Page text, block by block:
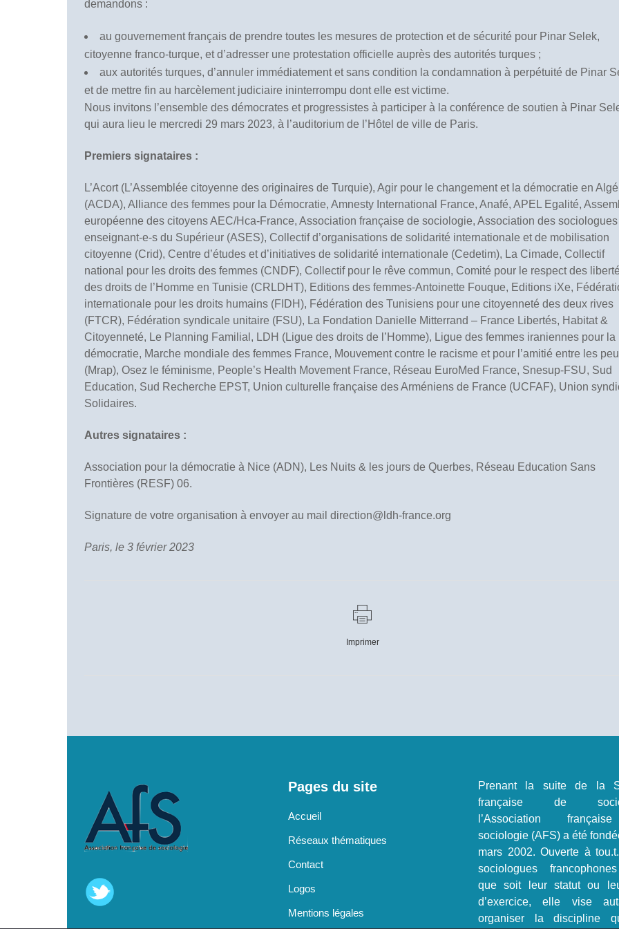
demandons :
au gouvernement français de prendre toutes les mesures de protection et de sécurité pour Pinar Selek,
citoyenne franco-turque, et d’adresser une protestation officielle auprès des autorités turques ;
aux autorités turques, d’annuler immédiatement et sans condition la condamnation à perpétuité de Pinar
et de mettre fin au harcèlement judiciaire ininterrompu dont elle est victime.
Nous invitons l’ensemble des démocrates et progressistes à participer à la conférence de soutien à Pinar
qui aura lieu le mercredi 29 mars 2023, à l’auditorium de l’Hôtel de ville de Paris.
Premiers signataires :
L’Acort (L’Assemblée citoyenne des originaires de Turquie), Agir pour le changement et la démocratie en
(ACDA), Alliance des femmes pour la Démocratie, Amnesty International France, Anafé, APEL Egalité,
européenne des citoyens AEC/Hca-France, Association française de sociologie, Association des sociologues
enseignant-e-s du Supérieur (ASES), Collectif d’organisations de solidarité internationale et de mobilisation
citoyenne (Crid), Centre d’études et d’initiatives de solidarité internationale (Cedetim), La Cimade, Collectif
national pour les droits des femmes (CNDF), Collectif pour le rêve commun, Comité pour le respect des
des droits de l’Homme en Tunisie (CRLDHT), Editions des femmes-Antoinette Fouque, Editions iXe,
internationale pour les droits humains (FIDH), Fédération des Tunisiens pour une citoyenneté des deux rives
(FTCR), Fédération syndicale unitaire (FSU), La Fondation Danielle Mitterrand – France Libertés, Habitat &
Citoyenneté, Le Planning Familial, LDH (Ligue des droits de l’Homme), Ligue des femmes iraniennes pour la
démocratie, Marche mondiale des femmes France, Mouvement contre le racisme et pour l’amitié entre les
(Mrap), Osez le féminisme, People’s Health Movement France, Réseau EuroMed France, Snesup-FSU, Sud
Education, Sud Recherche EPST, Union culturelle française des Arméniens de France (UCFAF), Union
Solidaires.
Autres signataires :
Association pour la démocratie à Nice (ADN), Les Nuits & les jours de Querbes, Réseau Education Sans
Frontières (RESF) 06.
Signature de votre organisation à envoyer au mail direction@ldh-france.org
Paris, le 3 février 2023
Imprimer
Pages du site
Accueil
Réseaux thématiques
Contact
Logos
Mentions légales
Prenant la suite de la
française de
l’Association
sociologie (AFS) a été
mars 2002. Ouverte à
sociologues
que soit leur statut ou
d’exercice, elle vise
organiser la discipline